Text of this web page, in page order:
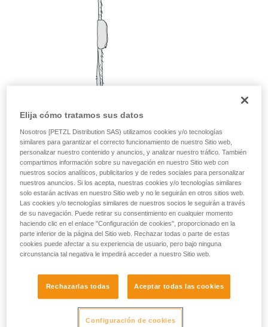
Elija cómo tratamos sus datos
Nosotros [PETZL Distribution SAS) utilizamos cookies y/o tecnologías
similares para garantizar el correcto funcionamiento de nuestro Sitio web,
personalizar nuestro contenido y anuncios, y analizar nuestro tráfico. También
compartimos información sobre su navegación en nuestro Sitio web con
nuestros socios analíticos, publicitarios y de redes sociales para personalizar
nuestros anuncios. Si los acepta, nuestras cookies y/o tecnologías similares
solo estarán activas en nuestro Sitio web y no le seguirán en otros sitios web.
Las cookies y/o tecnologías similares de nuestros socios le seguirán a través
de su navegación. Puede retirar su consentimiento en cualquier momento
haciendo clic en el enlace "Configuración de cookies", proporcionado en la
parte inferior de la página del Sitio web. Rechazar todas o parte de estas
cookies puede afectar a su experiencia de usuario, pero bajo ninguna
circunstancia tal negativa le impedirá acceder a nuestro Sitio web.
Rechazarlas todas Aceptar todas las cookies
Configuración de cookies